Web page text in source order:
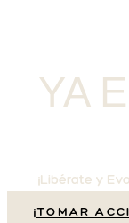
YA
¡Libérate y
¡TOMAR